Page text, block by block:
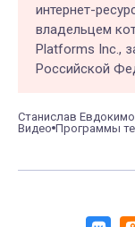
интернет-
владельцем
Platforms Inc.,
Российской
Станислав
Видео Программы